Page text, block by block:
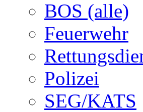
BOS (alle)
Feuerwehr
Polizei
SEG/KATS